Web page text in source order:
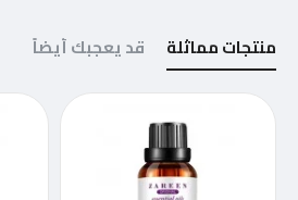
منتجات مماثلة قد يعجبك أيضاً